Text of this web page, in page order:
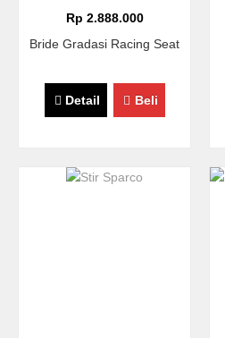
Rp 2.888.000
Bride Gradasi Racing Seat
Detail Beli